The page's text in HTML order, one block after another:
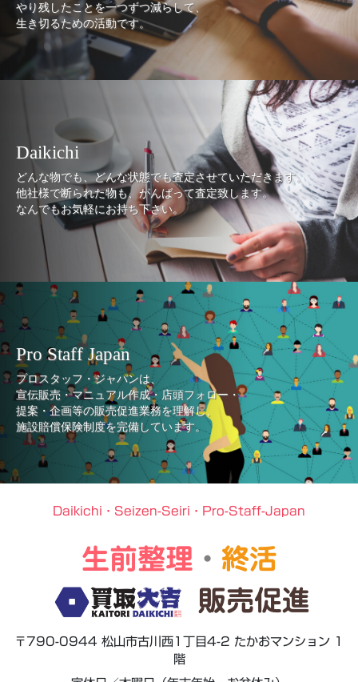
やり残したことを一つずつ減らして、
生き切るための活動です。
Daikichi
どんな物でも、どんな状態でも査定させていただきます。
他社様で断られた物も、がんばって査定致します。
なんでもお気軽にお持ち下さい。
Pro Staff Japan
プロスタッフ・ジャパンは、
宣伝販売・マニュアル作成・店頭フォロー・
提案・企画等の販売促進業務を理解し、
施設賠償保険制度を完備しています。
Daikichi・Seizen-Seiri・Pro-Staff-Japan
生前整理 ・ 終活
販売促進
〒790-0944 松山市古川西1丁目4-2 たかおマンション 1
階